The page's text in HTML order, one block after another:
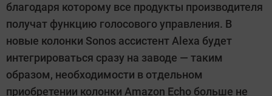
благодаря которому все продукты производителя
получат функцию голосового управления. В
новые колонки Sonos ассистент Alexa будет
интегрироваться сразу на заводе — таким
образом, необходимости в отдельном
приобретении колонки Amazon Echo больше не